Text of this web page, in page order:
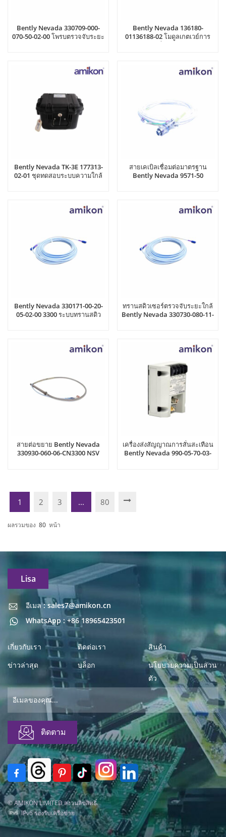
Bently Nevada 330709-000-
070-50-02-00 โพรบตรวจจับระยะ
Bently Nevada 136180-
01136188-02 โมดูลเกตเวย์การ
Bently Nevada TK-3E 177313-
02-01 ชุดทดสอบระบบความใกล้
สายเคเบิลเชื่อมต่อมาตรฐาน
Bently Nevada 9571-50
Bently Nevada 330171-00-20-
05-02-00 3300 ระบบทรานสดิว
ทรานสดิวเซอร์ตรวจจับระยะใกล้
Bently Nevada 330730-080-11-
สายต่อขยาย Bently Nevada
330930-060-06-CN3300 NSV
เครื่องส่งสัญญาณการสั่นสะเทือน
Bently Nevada 990-05-70-03-
1 2 3 ... 80
ผลรวมของ 80 หน้า
Lisa
อีเมล : sales7@amikon.cn
WhatsApp : +86 18965423501
อีเมล : sales7@amikon.cn
เกี่ยวกับเรา ติดต่อเรา
สินค้า
ข่าวล่าสุด
บล็อก
นโยบายความเป็นส่วน
ตัว
© AMIKON LIMITED สงวนลิขสิทธิ์.
IPv6 รองรับเครือข่าย